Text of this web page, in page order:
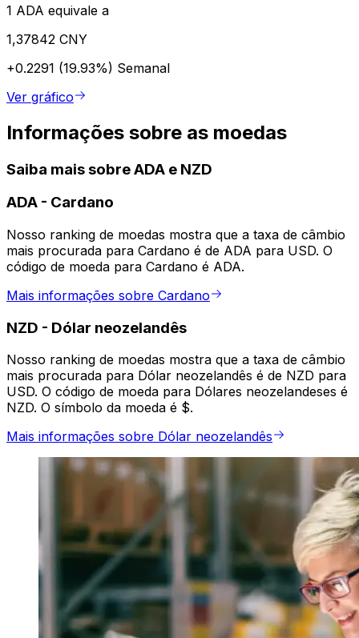
1 ADA equivale a
1,37842 CNY
+0.2291 (19.93%) Semanal
Ver gráfico
Informações sobre as moedas
Saiba mais sobre ADA e NZD
ADA - Cardano
Nosso ranking de moedas mostra que a taxa de câmbio
mais procurada para Cardano é de ADA para USD. O
código de moeda para Cardano é ADA.
Mais informações sobre Cardano
NZD - Dólar neozelandês
Nosso ranking de moedas mostra que a taxa de câmbio
mais procurada para Dólar neozelandês é de NZD para
USD. O código de moeda para Dólares neozelandeses é
NZD. O símbolo da moeda é $.
Mais informações sobre Dólar neozelandês